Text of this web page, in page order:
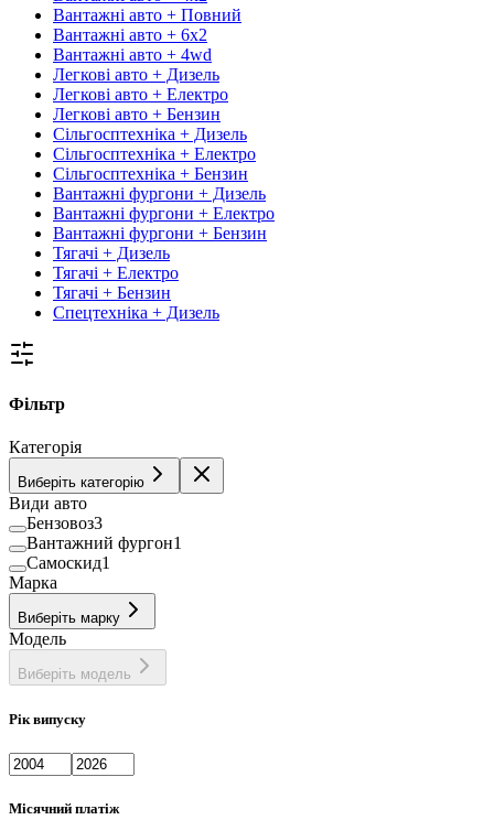
Вантажні авто + Повний
Вантажні авто + 6х2
Вантажні авто + 4wd
Легкові авто + Дизель
Легкові авто + Електро
Легкові авто + Бензин
Сільгосптехніка + Дизель
Сільгосптехніка + Електро
Сільгосптехніка + Бензин
Вантажні фургони + Дизель
Вантажні фургони + Електро
Вантажні фургони + Бензин
Тягачі + Дизель
Тягачі + Електро
Тягачі + Бензин
Спецтехніка + Дизель
Фільтр
Категорія
Виберіть категорію
Види авто
Бензовоз3
Вантажний фургон1
Самоскид1
Марка
Виберіть марку
Модель
Виберіть модель
Рік випуску
Місячний платіж